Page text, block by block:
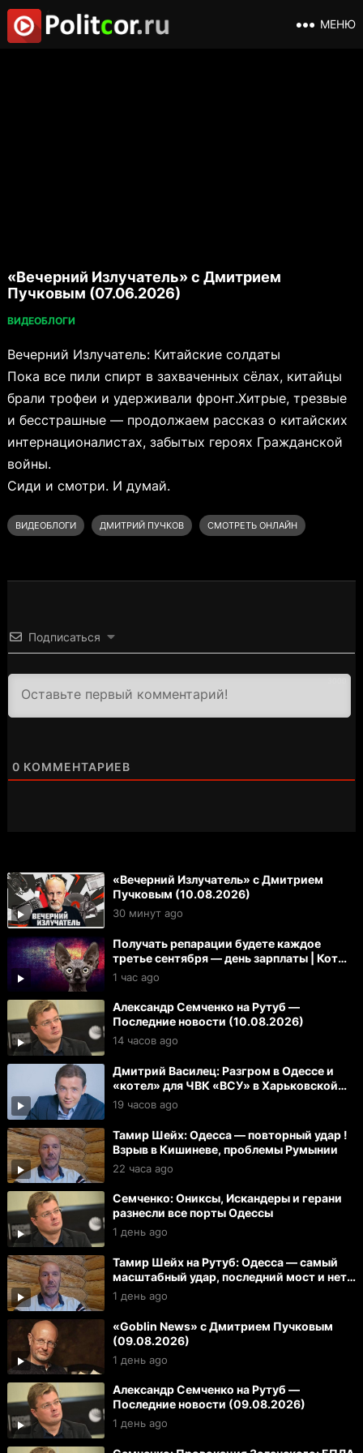
МЕНЮ
«Вечерний Излучатель» с Дмитрием
Пучковым (07.06.2026)
ВИДЕОБЛОГИ
Вечерний Излучатель: Китайские солдаты
Пока все пили спирт в захваченных сёлах, китайцы
брали трофеи и удерживали фронт.Хитрые, трезвые
и бесстрашные — продолжаем рассказ о китайских
интернационалистах, забытых героях Гражданской
войны.
Сиди и смотри. И думай.
ВИДЕОБЛОГИ ДМИТРИЙ ПУЧКОВ СМОТРЕТЬ ОНЛАЙН
Подписаться
0 КОММЕНТАРИЕВ
«Вечерний Излучатель» с Дмитрием
Пучковым (10.08.2026)
30 минут ago
Получать репарации будете каждое
третье сентября — день зарплаты | Кот
Костян
1 час ago
Александр Семченко на Рутуб —
Последние новости (10.08.2026)
14 часов ago
Дмитрий Василец: Разгром в Одессе и
«котел» для ЧВК «ВСУ» в Харьковской
области
19 часов ago
Тамир Шейх: Одесса — повторный удар !
Взрыв в Кишиневе, проблемы Румынии
22 часа ago
Семченко: Ониксы, Искандеры и герани
разнесли все порты Одессы
1 день ago
Тамир Шейх на Рутуб: Одесса — самый
масштабный удар, последний мост и нет
света
1 день ago
«Goblin News» с Дмитрием Пучковым
(09.08.2026)
1 день ago
Александр Семченко на Рутуб —
Последние новости (09.08.2026)
1 день ago